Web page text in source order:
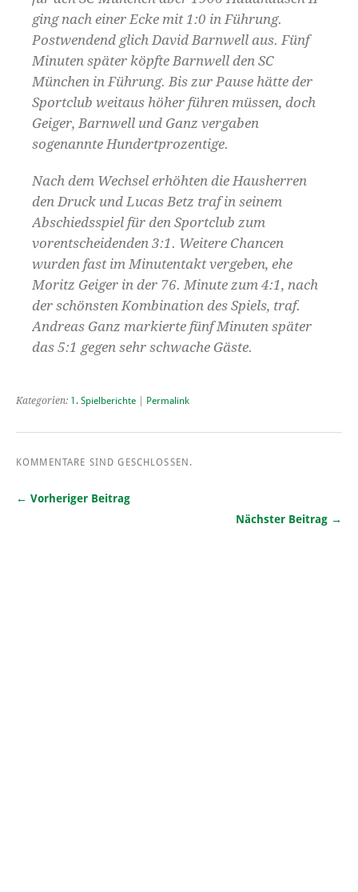
ging nach einer Ecke mit 1:0 in Führung.
Postwendend glich David Barnwell aus. Fünf
Minuten später köpfte Barnwell den SC
München in Führung. Bis zur Pause hätte der
Sportclub weitaus höher führen müssen, doch
Geiger, Barnwell und Ganz vergaben
sogenannte Hundertprozentige.
Nach dem Wechsel erhöhten die Hausherren
den Druck und Lucas Betz traf in seinem
Abschiedsspiel für den Sportclub zum
vorentscheidenden 3:1. Weitere Chancen
wurden fast im Minutentakt vergeben, ehe
Moritz Geiger in der 76. Minute zum 4:1, nach
der schönsten Kombination des Spiels, traf.
Andreas Ganz markierte fünf Minuten später
das 5:1 gegen sehr schwache Gäste.
Kategorien: 1. Spielberichte Permalink
KOMMENTARE SIND GESCHLOSSEN.
← Vorheriger Beitrag
Nächster Beitrag →